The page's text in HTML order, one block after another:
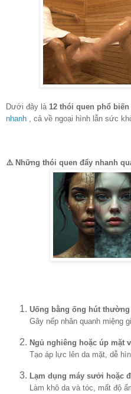
Dưới đây là 12 thói quen phổ biến
nhanh , cả về ngoại hình lẫn sức
⚠️ Những thói quen đẩy nhanh
Uống bằng ống hút thường
Gây nếp nhăn quanh miệng
Ngủ nghiêng hoặc úp mặt
Tạo áp lực lên da mặt, dễ
Lạm dụng máy sưởi hoặc
Làm khô da và tóc, mất độ